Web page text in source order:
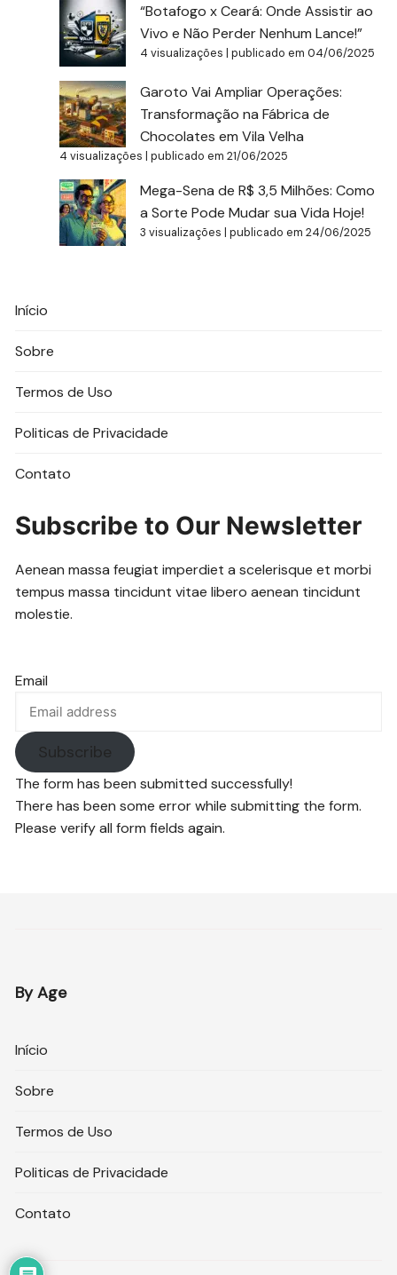
“Botafogo x Ceará: Onde Assistir ao
Vivo e Não Perder Nenhum Lance!”
4 visualizações |publicado em 04/06/2025
Garoto Vai Ampliar Operações:
Transformação na Fábrica de
Chocolates em Vila Velha
4 visualizações |publicado em 21/06/2025
Mega-Sena de R$ 3,5 Milhões: Como
a Sorte Pode Mudar sua Vida Hoje!
3 visualizações |publicado em 24/06/2025
Início
Sobre
Termos de Uso
Politicas de Privacidade
Contato
Subscribe to Our Newsletter
Aenean massa feugiat imperdiet a scelerisque et morbi
tempus massa tincidunt vitae libero aenean tincidunt
molestie.
Email
Subscribe
The form has been submitted successfully!
There has been some error while submitting the form.
Please verify all form fields again.
By Age
Início
Sobre
Termos de Uso
Politicas de Privacidade
Contato